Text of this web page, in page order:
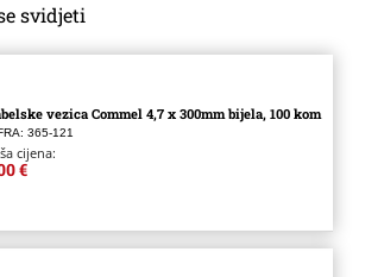
svidjeti
vezica Commel 4,7 x 300mm bijela, 100 kom
365-121
cijena:
€